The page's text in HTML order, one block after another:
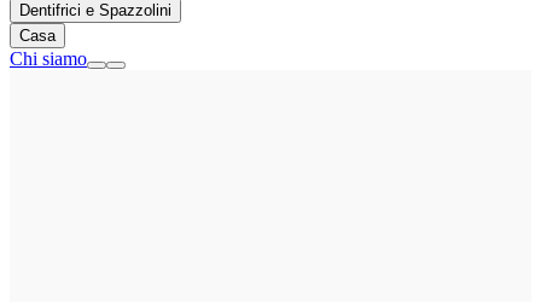
Dentifrici e Spazzolini
Casa
Chi siamo